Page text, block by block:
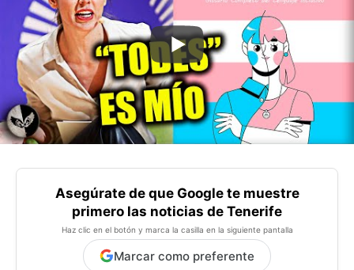
Asegúrate de que Google te muestre
primero las noticias de Tenerife
Haz clic en el botón y marca la casilla en la siguiente pantalla
Marcar como preferente